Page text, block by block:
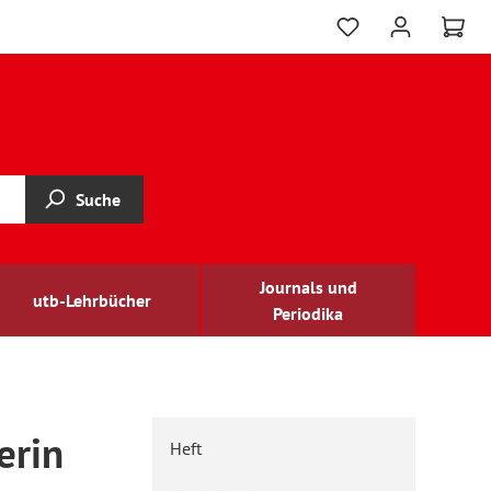
Suche
utb-Lehrbücher
Journals und
Periodika
Heft